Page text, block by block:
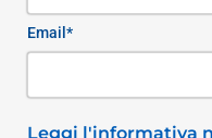
Email*
Leggi l'informativa